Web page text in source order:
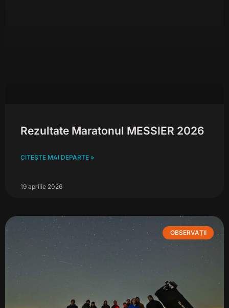
Rezultate Maratonul MESSIER 2026
CITEȘTE MAI DEPARTE »
19 aprilie 2026
OBSERVAȚII